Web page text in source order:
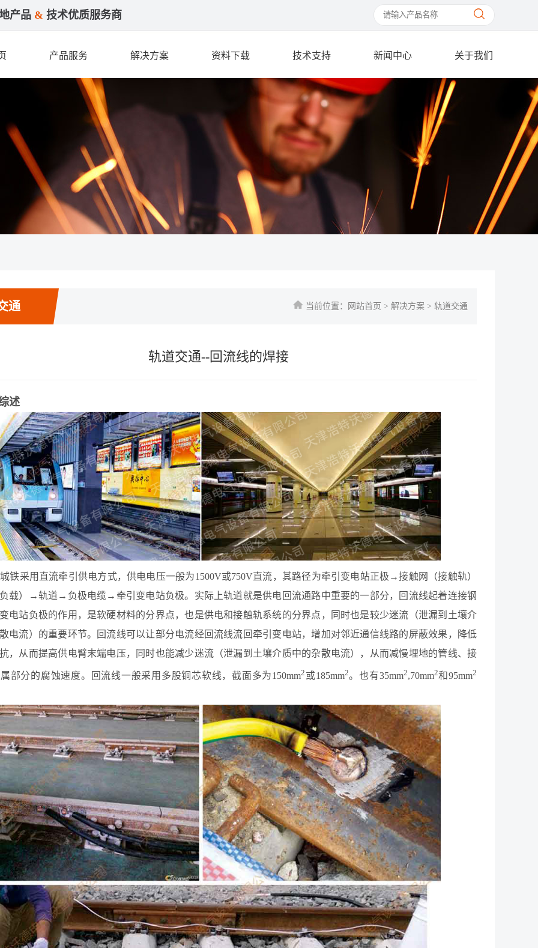
产品 & 技术优质服务商
产品服务 解决方案 资料下载 技术支持 新闻中心 关于我们
通 当前位置：网站首页 > 解决方案 > 轨道交通
轨道交通--回流线的焊接
述
采用直流牵引供电方式，供电电压一般为1500V或750V直流，其路径为牵引变电站正极→接触网（接触轨）
载）→轨道→负极电缆→牵引变电站负极。实际上轨道就是供电回流通路中重要的一部分，回流线起着连接钢
电站负极的作用，是软硬材料的分界点，也是供电和接触轨系统的分界点，同时也是较少迷流（泄漏到土壤介
电流）的重要环节。回流线可以让部分电流经回流线流回牵引变电站，增加对邻近通信线路的屏蔽效果，降低
，从而提高供电臂末端电压，同时也能减少迷流（泄漏到土壤介质中的杂散电流），从而减慢埋地的管线、接
部分的腐蚀速度。回流线一般采用多股铜芯软线，截面多为150mm2 或185mm2。也有35mm2,70mm2和95mm2